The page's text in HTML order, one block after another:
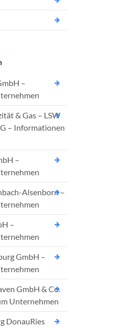
–
& Gas – LSW
– Informationen
–
Alsenborn –
–
GmbH –
GmbH & Co.
Unternehmen
DonauRies